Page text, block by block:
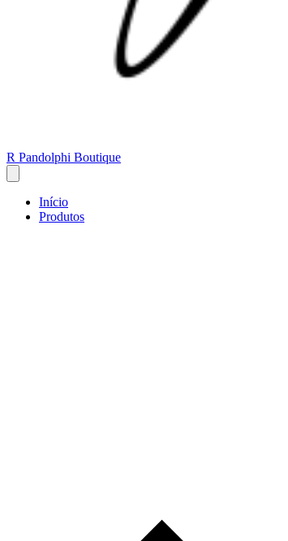
R Pandolphi Boutique
Início
Produtos